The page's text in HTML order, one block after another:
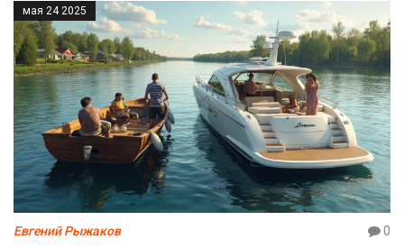
мая 24 2025
Евгений Рыжаков 0